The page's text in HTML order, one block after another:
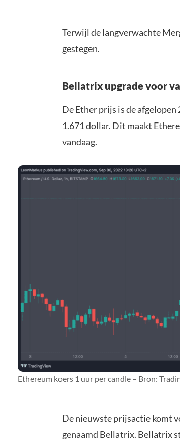
Terwijl de langverwachte
gestegen.
Bellatrix upgrade voor
De Ether prijs is de
1.671 dollar. Dit maakt
vandaag.
Ethereum koers 1 uur per candle – Bron:
De nieuwste prijsactie komt
genaamd Bellatrix. Bellatrix